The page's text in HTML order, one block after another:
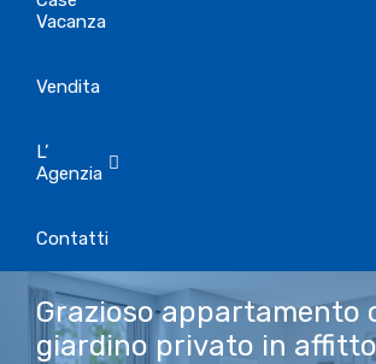
Vacanza
Vendita
L’
Agenzia
Contatti
Grazioso appartamento
giardino privato in